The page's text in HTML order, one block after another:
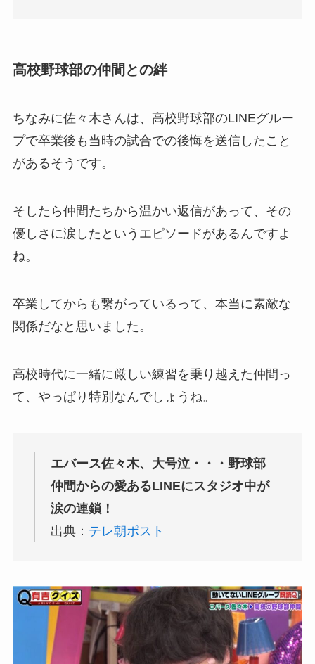
高校野球部の仲間との絆
ちなみに佐々木さんは、高校野球部のLINEグルー
プで卒業後も当時の試合での後悔を送信したこと
があるそうです。
そしたら仲間たちから温かい返信があって、その
優しさに涙したというエピソードがあるんですよ
ね。
卒業してからも繋がっているって、本当に素敵な
関係だなと思いました。
高校時代に一緒に厳しい練習を乗り越えた仲間っ
て、やっぱり特別なんでしょうね。
エバース佐々木、大号泣・・・野球部
仲間からの愛あるLINEにスタジオ中が
涙の連鎖！
出典： テレ朝ポスト